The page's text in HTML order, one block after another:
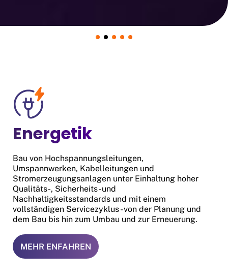
Energetik
Bau von Hochspannungsleitungen,
Umspannwerken, Kabelleitungen und
Stromerzeugungsanlagen unter Einhaltung hoher
Qualitäts-, Sicherheits- und
Nachhaltigkeitsstandards und mit einem
vollständigen Servicezyklus - von der Planung und
dem Bau bis hin zum Umbau und zur Erneuerung.
MEHR ENFAHREN